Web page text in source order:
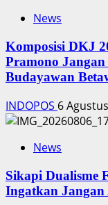
News
Komposisi DKJ
Pramono
Budayawan
INDOPOS 6
News
Sikapi Dualisme
Ingatkan Jangan